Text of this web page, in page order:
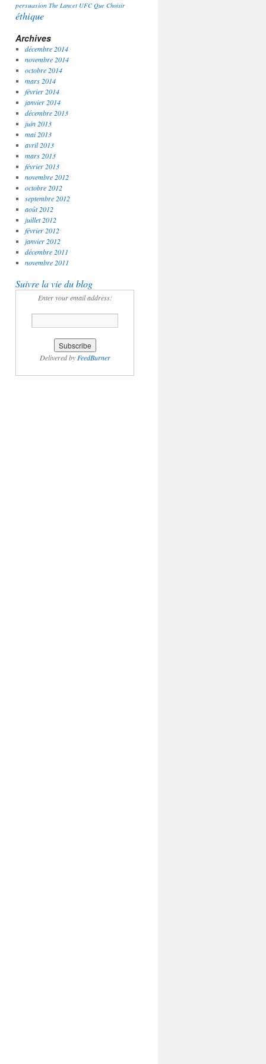
persuasion The Lancet UFC Que Choisir
éthique
Archives
décembre 2014
novembre 2014
octobre 2014
mars 2014
février 2014
janvier 2014
décembre 2013
juin 2013
mai 2013
avril 2013
mars 2013
février 2013
novembre 2012
octobre 2012
septembre 2012
août 2012
juillet 2012
février 2012
janvier 2012
décembre 2011
novembre 2011
Suivre la vie du blog
Enter your email address:
Delivered by FeedBurner